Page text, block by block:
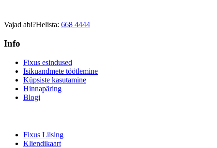
Vajad abi?Helista: 668 4444
Info
Fixus esindused
Isikuandmete töötlemine
Küpsiste kasutamine
Hinnapäring
Blogi
Fixus Liising
Kliendikaart